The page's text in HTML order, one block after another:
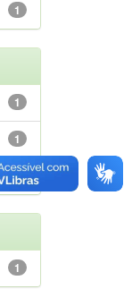
1
1
1
1
1